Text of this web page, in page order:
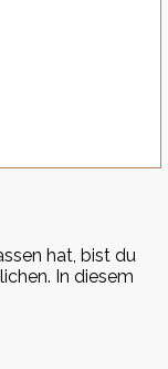
hat, bist du
In diesem